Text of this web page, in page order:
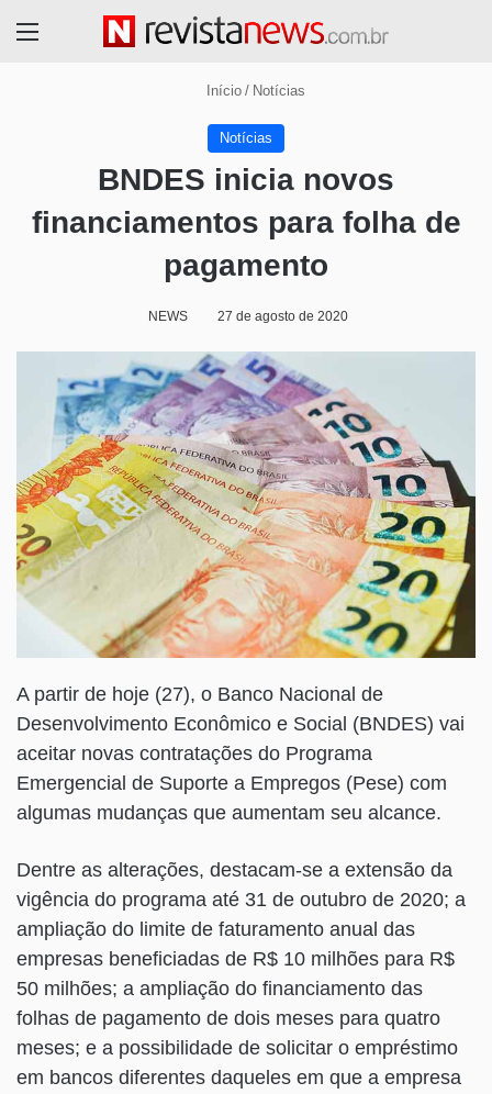
Início / Notícias
Notícias
BNDES inicia novos
financiamentos para folha de
pagamento
NEWS 27 de agosto de 2020
A partir de hoje (27), o Banco Nacional de
Desenvolvimento Econômico e Social (BNDES) vai
aceitar novas contratações do Programa
Emergencial de Suporte a Empregos (Pese) com
algumas mudanças que aumentam seu alcance.
Dentre as alterações, destacam-se a extensão da
vigência do programa até 31 de outubro de 2020; a
ampliação do limite de faturamento anual das
empresas beneficiadas de R$ 10 milhões para R$
50 milhões; a ampliação do financiamento das
folhas de pagamento de dois meses para quatro
meses; e a possibilidade de solicitar o empréstimo
em bancos diferentes daqueles em que a empresa